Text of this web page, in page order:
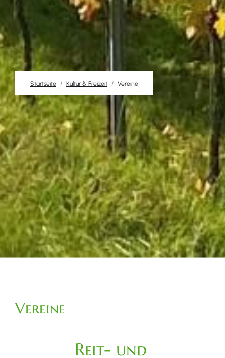
Startseite Kultur & Freizeit Vereine
Vereine
Reit- und